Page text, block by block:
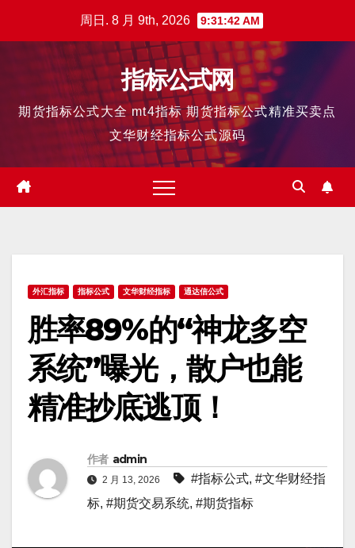
周日. 8 月 9th, 2026 9:31:43 AM
指标公式网
期货指标公式大全 mt4指标 期货指标公式精准买卖点
文华财经指标公式源码
外汇指标 指标公式 文华财经指标 通达信公式
胜率89%的“神龙多空
系统”曝光，散户也能
精准抄底逃顶！
作者 admin
2 月 13, 2026 #指标公式, #文华财经指
标, #期货交易系统, #期货指标